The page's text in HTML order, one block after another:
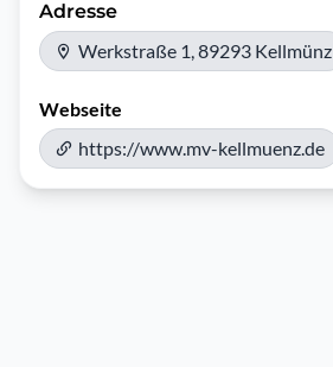
Adresse
Werkstraße 1, 89293 Kellmünz
Webseite
https://www.mv-kellmuenz.de